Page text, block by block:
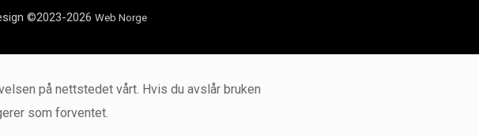
©2023-2026 Web Norge
på nettstedet vårt. Hvis du avslår bruken
som forventet.